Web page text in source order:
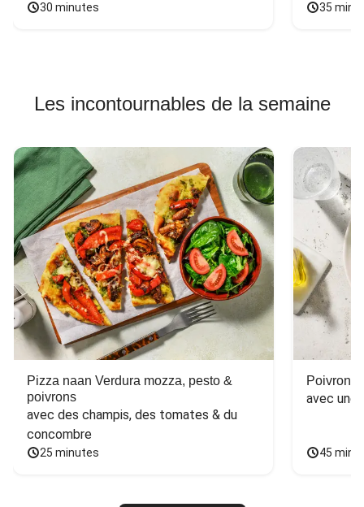
30 minutes 35
Les incontournables de la semaine
Pizza naan Verdura mozza, pesto &
poivrons
avec des champis, des tomates & du
concombre
25 minutes
Poivron
avec une
45